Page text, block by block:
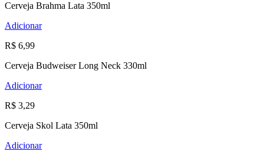
Cerveja Brahma Lata 350ml
Adicionar
R$ 6,99
Cerveja Budweiser Long Neck 330ml
Adicionar
R$ 3,29
Cerveja Skol Lata 350ml
Adicionar